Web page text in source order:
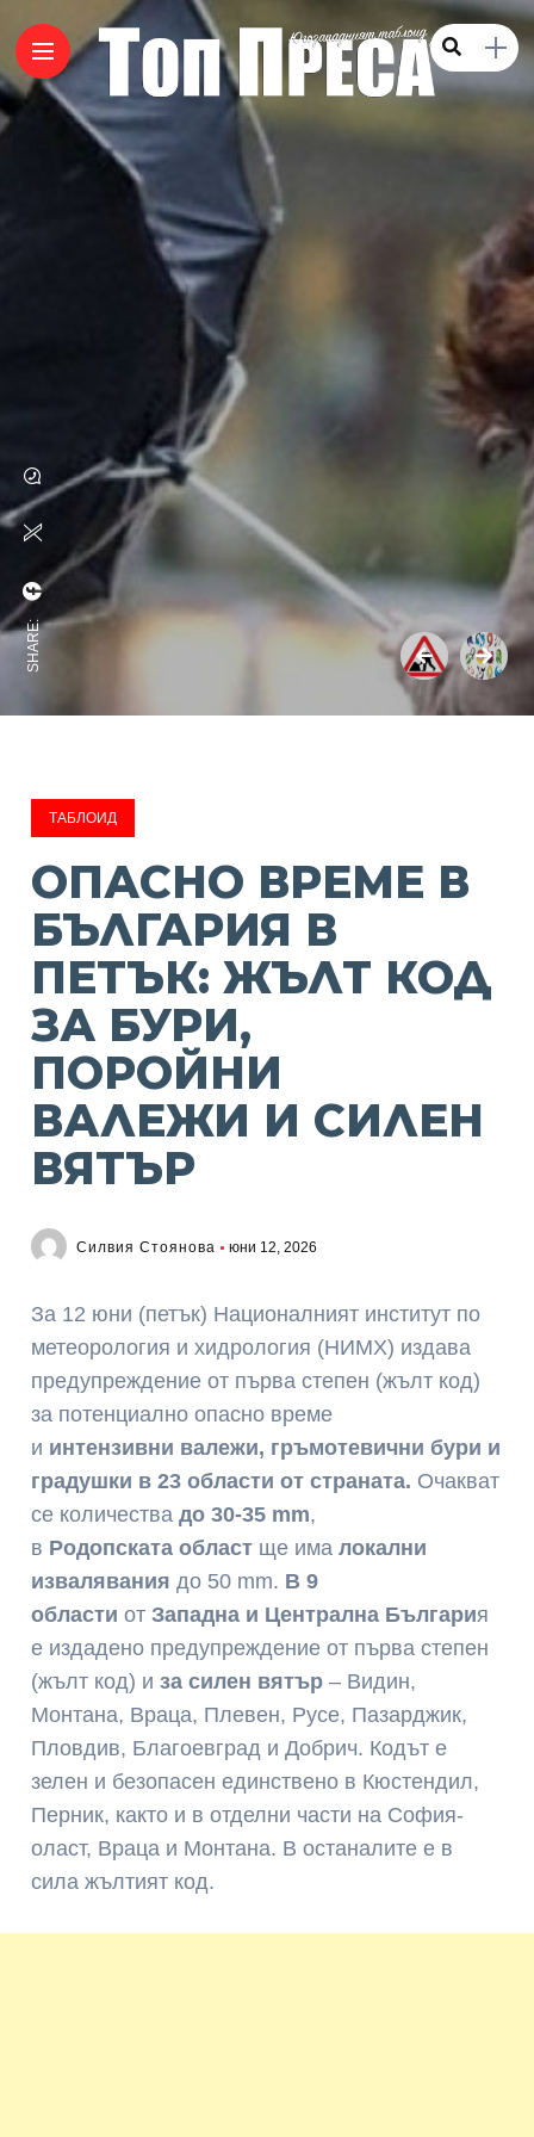
SHARE:
ТАБЛОИД
ОПАСНО ВРЕМЕ В
БЪЛГАРИЯ В
ПЕТЪК: ЖЪЛТ КОД
ЗА БУРИ,
ПОРОЙНИ
ВАЛЕЖИ И СИЛЕН
ВЯТЪР
Силвия Стоянова юни 12, 2026
За 12 юни (петък) Националният институт по
метеорология и хидрология (НИМХ) издава
предупреждение от първа степен (жълт код)
за потенциално опасно време
и интензивни валежи, гръмотевични бури и
градушки в 23 области от страната. Очакват
се количествадо 30-35 mm,
в Родопската област ще ималокални
извалявания до 50 mm. В 9
области отЗападна и Централна България
е издадено предупреждение от първа степен
(жълт код) и за силен вятър – Видин,
Монтана, Враца, Плевен, Русе, Пазарджик,
Пловдив, Благоевград и Добрич. Кодът е
зелен и безопасен единствено в Кюстендил,
Перник, както и в отделни части на София-
оласт, Враца и Монтана. В останалите е в
сила жълтият код.